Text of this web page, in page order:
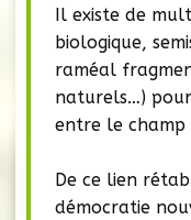
Il existe de
biologique,
raméal
naturels…)
entre le champ
De ce lien
démocratie